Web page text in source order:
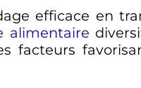
efficace en
alimentaire
facteurs